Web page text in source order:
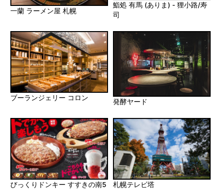
一蘭 ラーメン屋 札幌
鮨処 有馬 (ありま) - 狸小路/寿
司
ブーランジェリー コロン
発酵ヤード
びっくりドンキー すすきの南5
札幌テレビ塔